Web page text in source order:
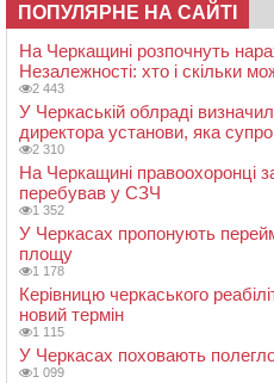
ПОПУЛЯРНЕ НА САЙТІ
На Черкащині розпочнуть
Незалежності: хто і скільки
2 443
У Черкаській облраді
директора установи, яка
2 310
На Черкащині правоохоронці
перебував у СЗЧ
1 352
У Черкасах пропонують
площу
1 178
Керівницю черкаського
новий термін
1 115
У Черкасах поховають
1 099